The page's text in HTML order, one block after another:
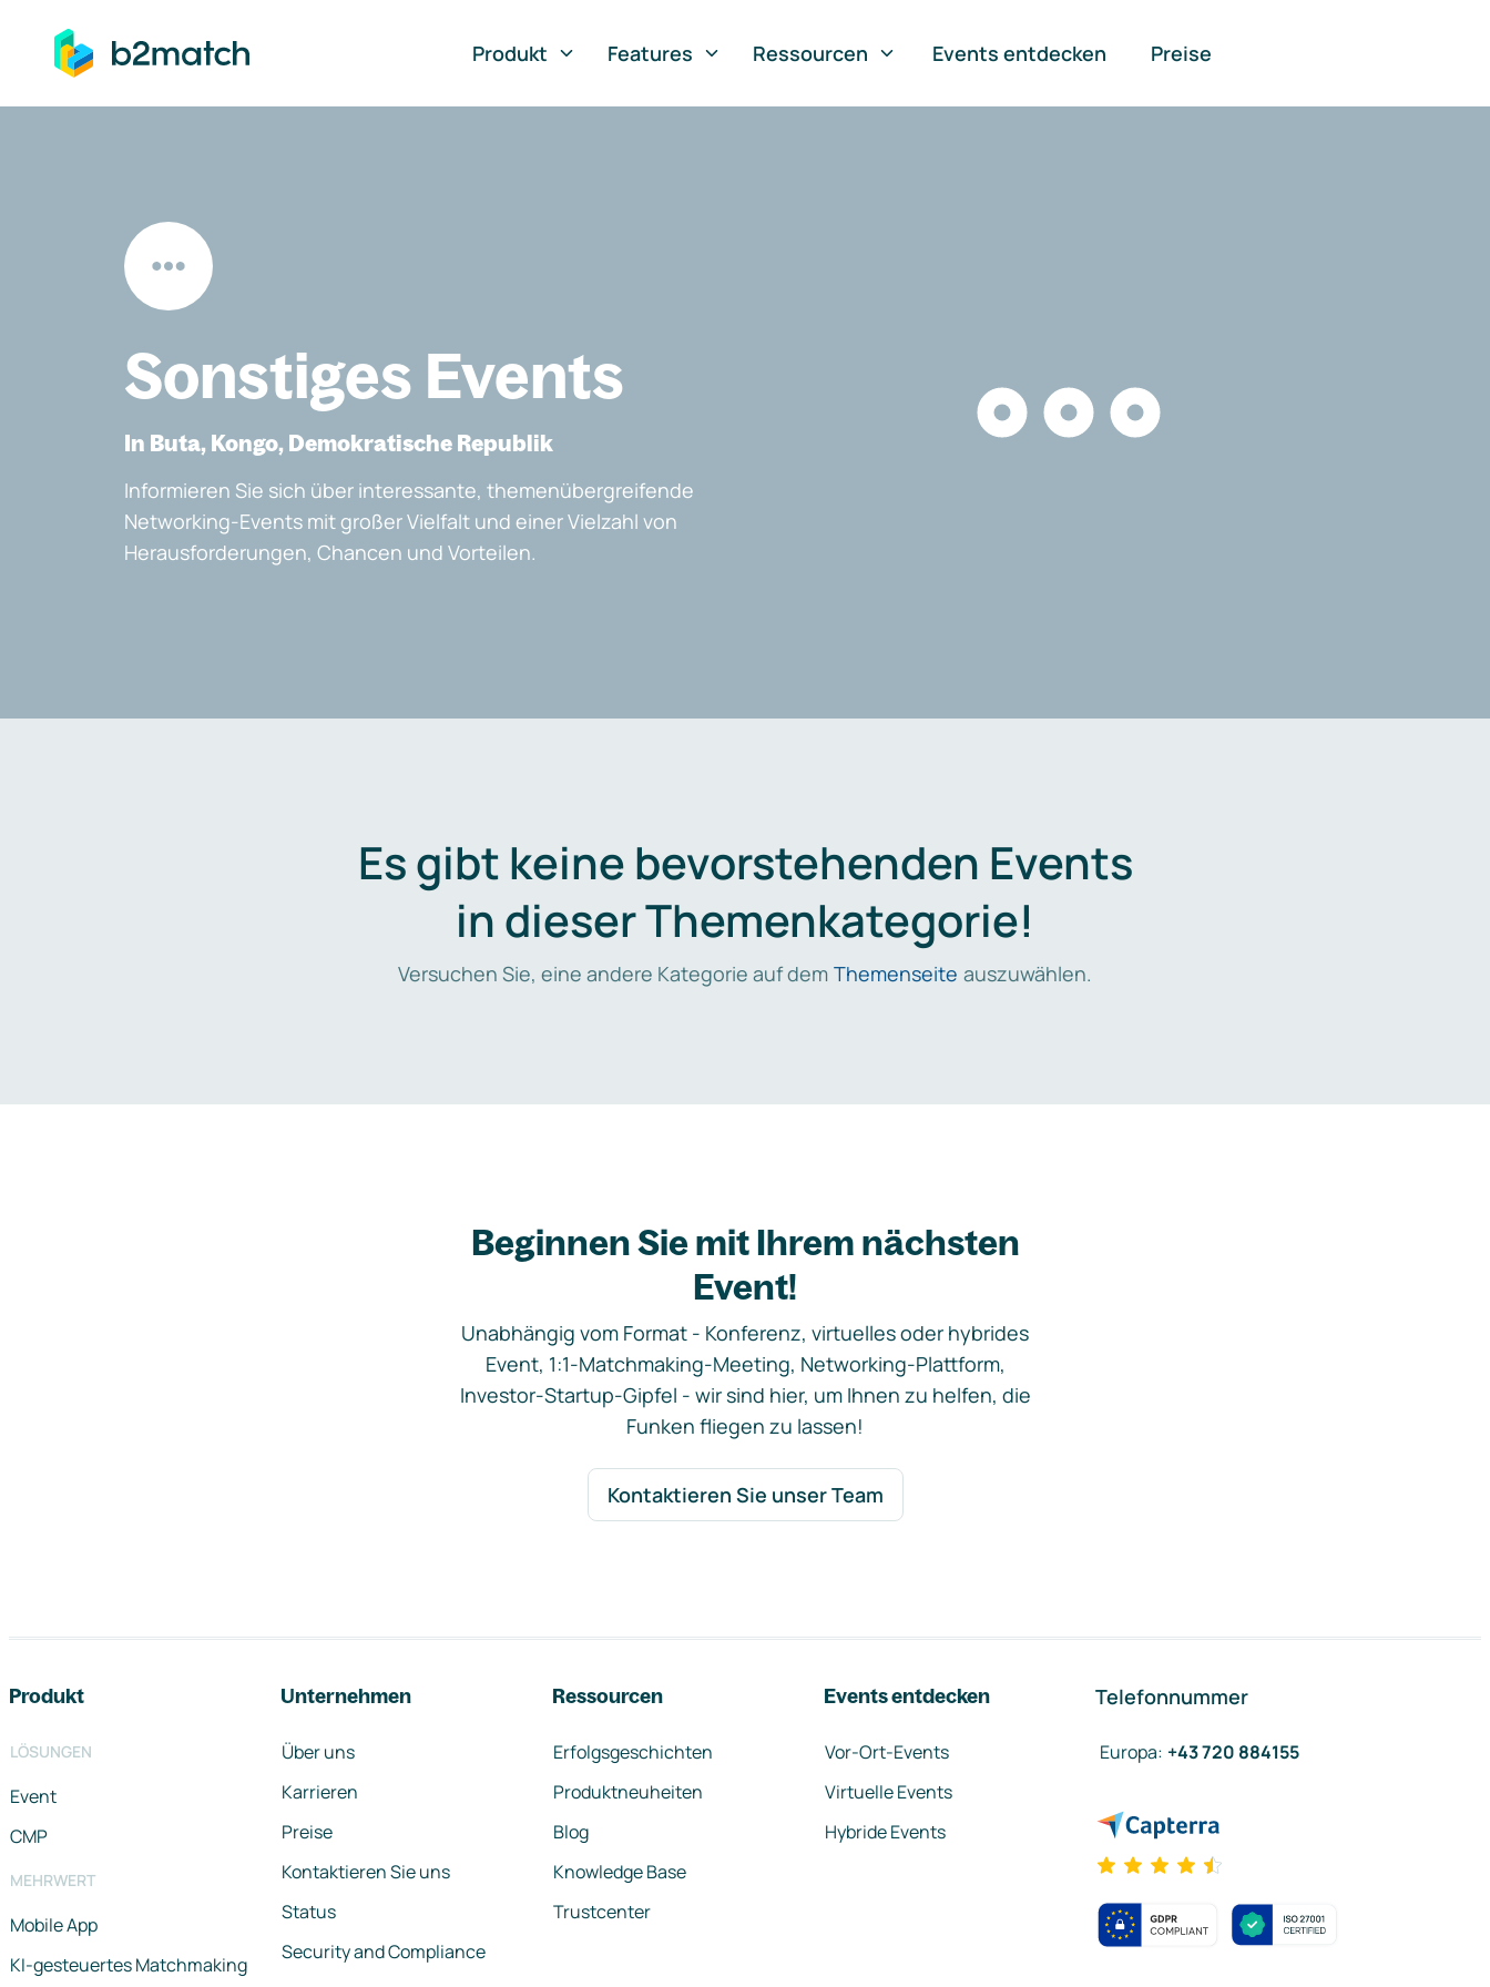
springen
Produkt
Features Ressourcen Events entdecken Preise
Sonstiges Events
In Buta, Kongo, Demokratische Republik
Informieren Sie sich über interessante, themenübergreifende
Networking-Events mit großer Vielfalt und einer Vielzahl von
Herausforderungen, Chancen und Vorteilen.
Es gibt keine bevorstehenden Events
in dieser Themenkategorie!
Versuchen Sie, eine andere Kategorie auf dem Themenseite auszuwählen.
Beginnen Sie mit Ihrem nächsten
Event!
Unabhängig vom Format - Konferenz, virtuelles oder hybrides
Event, 1:1-Matchmaking-Meeting, Networking-Plattform,
Investor-Startup-Gipfel - wir sind hier, um Ihnen zu helfen, die
Funken fliegen zu lassen!
Kontaktieren Sie unser Team
Produkt
LÖSUNGEN
Event
CMP
MEHRWERT
Mobile App
KI-gesteuertes Matchmaking
Unternehmen
Über uns
Karrieren
Preise
Kontaktieren Sie uns
Status
Security and Compliance
Ressourcen
Erfolgsgeschichten
Produktneuheiten
Blog
Knowledge Base
Trustcenter
Events entdecken
Vor-Ort-Events
Virtuelle Events
Hybride Events
Telefonnummer
Europa: +43 720 884155